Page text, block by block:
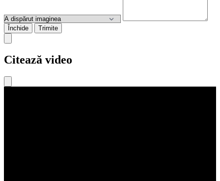
Închide Trimite
Citează video